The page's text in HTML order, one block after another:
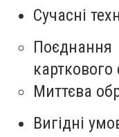
Сучасні
карткового
Миттєва
Вигідні